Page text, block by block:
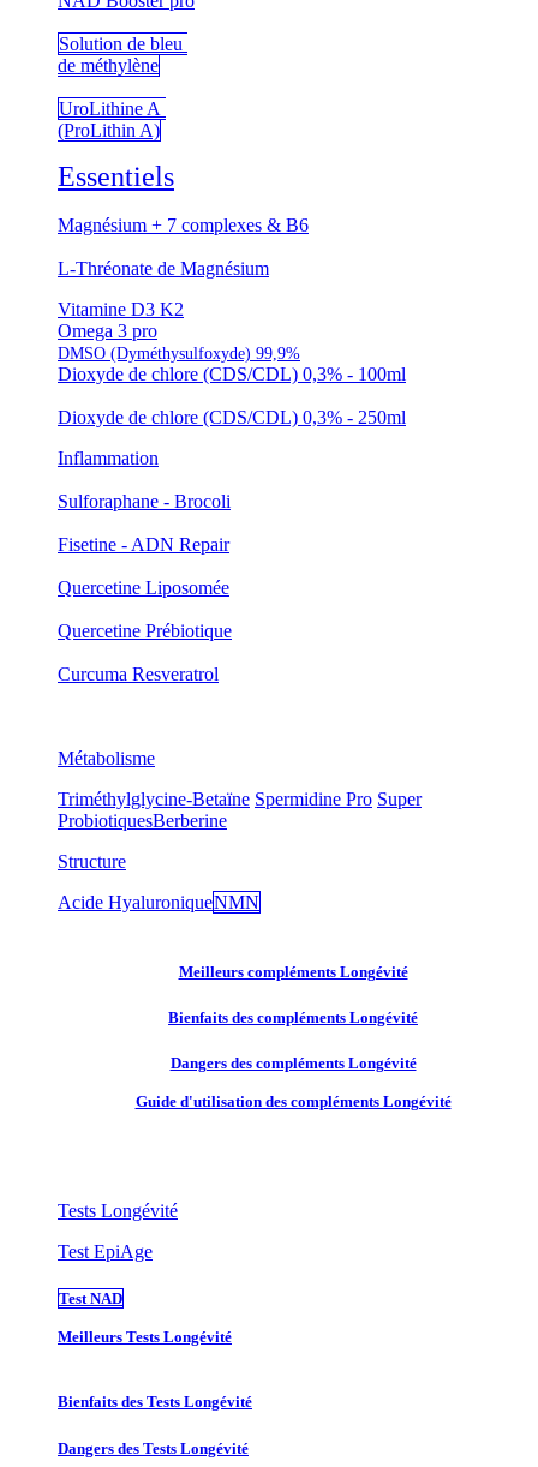
Solution de bleu
de méthylène
UroLithine A
(ProLithin A)
Essentiels
Magnésium + 7 complexes & B6
L-Thréonate de Magnésium
Vitamine D3 K2
Omega 3 pro
DMSO (Dyméthysulfoxyde) 99,9%
Dioxyde de chlore (CDS/CDL) 0,3% - 100ml
Dioxyde de chlore (CDS/CDL) 0,3% - 250ml
Inflammation
Sulforaphane - Brocoli
Fisetine - ADN Repair
Quercetine Liposomée
Quercetine Prébiotique
Curcuma Resveratrol
Métabolisme
Triméthylglycine-Betaïne Spermidine Pro Super
ProbiotiquesBerberine
Structure
Acide HyaluroniqueNMN
Meilleurs compléments Longévité
Bienfaits des compléments Longévité
Dangers des compléments Longévité
Guide d'utilisation des compléments Longévité
Tests Longévité
Test EpiAge
Test NAD
Meilleurs Tests Longévité
Bienfaits des Tests Longévité
Dangers des Tests Longévité